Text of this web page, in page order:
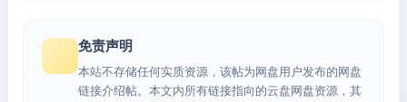
免责声明
本站不存储任何实质资源，该帖为网盘用户发布的网盘
链接介绍帖。本文内所有链接指向的云盘网盘资源，其